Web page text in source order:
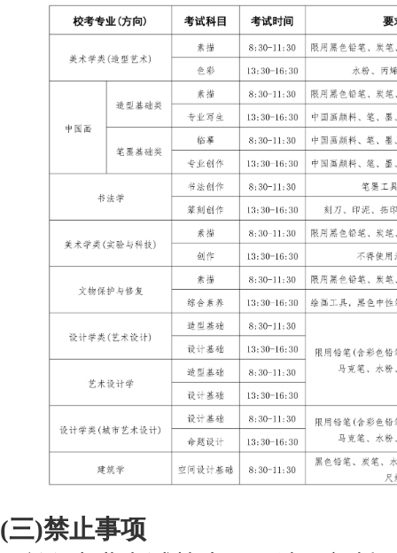
(三)禁止事项